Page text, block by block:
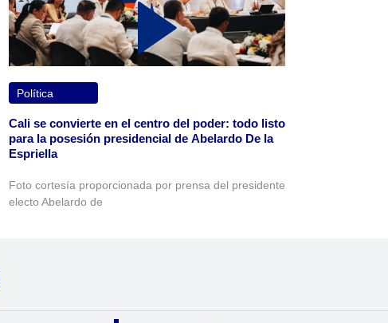
Política
Cali se convierte en el centro del poder: todo listo
para la posesión presidencial de Abelardo De la
Espriella
Foto cortesía proporcionada por prensa del presidente
electo Abelardo de